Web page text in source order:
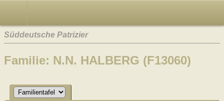
Süddeutsche Patrizier
Familie: N.N. HALBERG (F13060)